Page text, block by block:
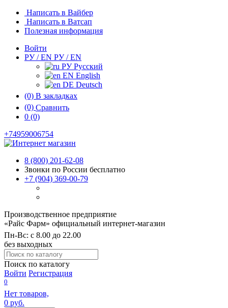
Написать в Вайбер
Написать в Ватсап
Полезная информация
Войти
РУ / EN РУ / EN
РУ Русский
EN English
DE Deutsch
(0) В закладках
(0) Сравнить
0 (0)
+74959006754
8 (800) 201-62-08
Звонки по России бесплатно
+7 (904) 369-00-79
Производственное предприятие
«Райс Фарм» официальный интернет-магазин
Пн-Вс: с 8.00 до 22.00
без выходных
Поиск по каталогу
Войти Регистрация
0
Нет товаров,
0 руб.